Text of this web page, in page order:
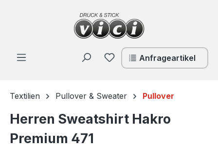
Zum Hauptinhalt springen
Du hast 0 Produkte auf
Anfrageartikel
Textilien Pullover & Sweater Pullover
Herren Sweatshirt Hakro
Premium 471